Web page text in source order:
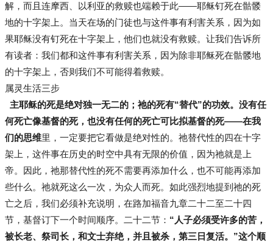
解，而且连摩西、以利亚的救赎也端赖于此——耶稣钉死在骷髅
地的十字架上。当天在场的门徒也与这件事有利害关系，因为如
果耶稣没有钉死在十字架上，他们也就没有救赎。让我们告诉所
有读者：我们都和这件事有利害关系，因为除非耶稣死在骷髅地
的十字架上，否则我们不可能得着救赎。
属灵生活三步
主耶稣的死是绝对独一无二的；祂的死有“替代”的功效。没有任
何死亡像基督的死，也没有任何的死亡可比拟基督的死——在我
们的思维里，一定要把它看做是绝对性的。祂替代性的四在十字
架上，这件事在历史的时空中具有无限的价值，因为祂就是上
帝。因此，祂那替代性的死不需要再添加什么，也不可能再添加
些什么。祂就死这么一次，为众人而死。如此强烈地提到祂的死
亡之后，我们必须补充说明，在路加福音九章二十二至二十四
节，基督订下一个时间顺序。二十二节： “人子必须受许多的苦，
被长老、祭司长，和文士弃绝，并且被杀，第三日复活。”这个顺